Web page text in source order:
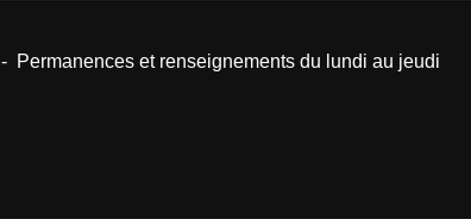
- Permanences et renseignements du lundi au jeudi